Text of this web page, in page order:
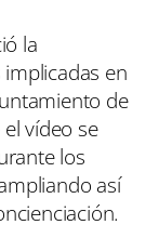
la
en
de
vídeo se
los
así